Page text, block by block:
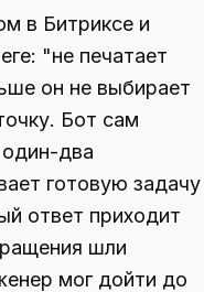
в Битриксе и
"не печатает
он не выбирает
Бот сам
два
готовую задачу
ответ приходит
шли
мог дойти до